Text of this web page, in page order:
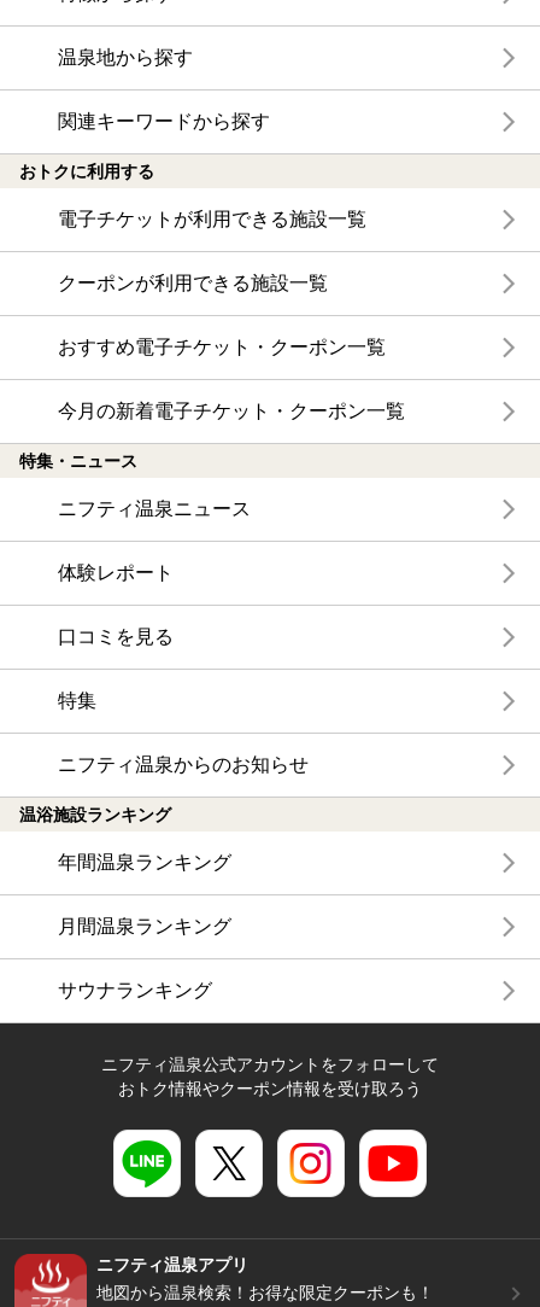
温泉地から探す
関連キーワードから探す
おトクに利用する
電子チケットが利用できる施設一覧
クーポンが利用できる施設一覧
おすすめ電子チケット・クーポン一覧
今月の新着電子チケット・クーポン一覧
特集・ニュース
ニフティ温泉ニュース
体験レポート
口コミを見る
特集
ニフティ温泉からのお知らせ
温浴施設ランキング
年間温泉ランキング
月間温泉ランキング
サウナランキング
ニフティ温泉公式アカウントをフォローして
おトク情報やクーポン情報を受け取ろう
ニフティ温泉アプリ
地図から温泉検索！お得な限定クーポンも！